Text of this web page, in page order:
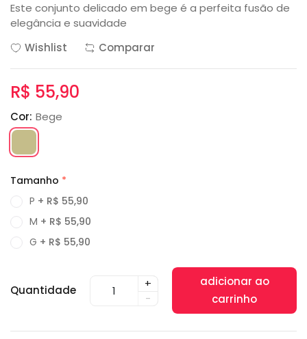
Este conjunto delicado em bege é a perfeita fusão de
elegância e suavidade
Wishlist
Comparar
R$ 55,90
Cor: Bege
Tamanho *
P + R$ 55,90
M + R$ 55,90
G + R$ 55,90
Quantidade
+
-
adicionar ao
carrinho